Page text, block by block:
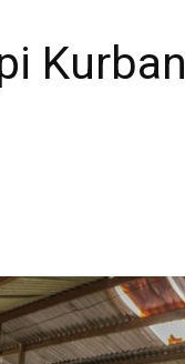
Kurban